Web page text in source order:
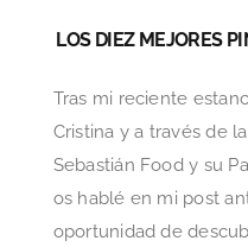
LOS DIEZ MEJORES
Tras mi reciente
Cristina y a través de
Sebastián Food y su
os hablé en mi post
oportunidad de